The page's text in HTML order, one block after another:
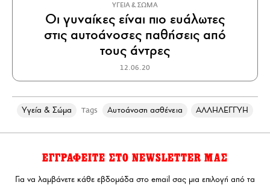
ΥΓΕΙΑ & ΣΩΜΑ
Οι γυναίκες είναι πιο ευάλωτες
στις αυτοάνοσες παθήσεις από
τους άντρες
12.06.20
Υγεία & Σώμα Tags Αυτοάνοση ασθένεια ΑΛΛΗΛΕΓΓΥΗ
ΕΓΓΡΑΦΕΙΤΕ ΣΤΟ NEWSLETTER ΜΑΣ
Για να λαμβάνετε κάθε εβδομάδα στο email σας μια επιλογή από τα